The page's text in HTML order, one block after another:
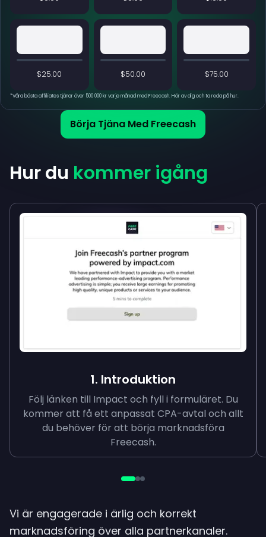
Börja Tjäna Med Freecash
$25.00 $50.00 $75.00
*Våra bästa affiliates tjänar över 500 000 kr varje månad med Freecash. Hör av dig och ta reda på hur.
Hur du kommer igång
1. Introduktion
Följ länken till Impact och fyll i formuläret. Du
kommer att få ett anpassat CPA-avtal och allt
du behöver för att börja marknadsföra
Freecash.
Vi är engagerade i ärlig och korrekt
marknadsföring över alla partnerkanaler.